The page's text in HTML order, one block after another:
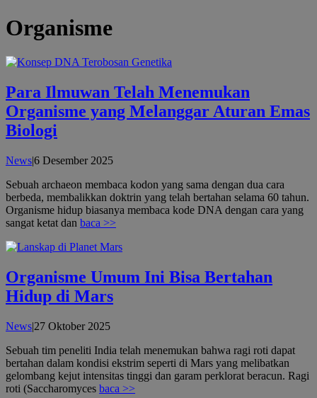
Organisme
Para Ilmuwan Telah Menemukan
Organisme yang Melanggar Aturan Emas
Biologi
News|6 Desember 2025oleh
Sebuah archaeon membaca kodon yang sama dengan dua cara
berbeda, membalikkan doktrin yang telah bertahan selama 60 tahun.
Organisme hidup biasanya membaca kode DNA dengan cara yang
sangat ketat dan baca >>
Organisme Umum Ini Bisa Bertahan
Hidup di Mars
News|27 Oktober 2025oleh
Sebuah tim peneliti India telah menemukan bahwa ragi roti dapat
bertahan dalam kondisi ekstrim seperti di Mars yang melibatkan
gelombang kejut intensitas tinggi dan garam perklorat beracun. Ragi
roti (Saccharomyces baca >>